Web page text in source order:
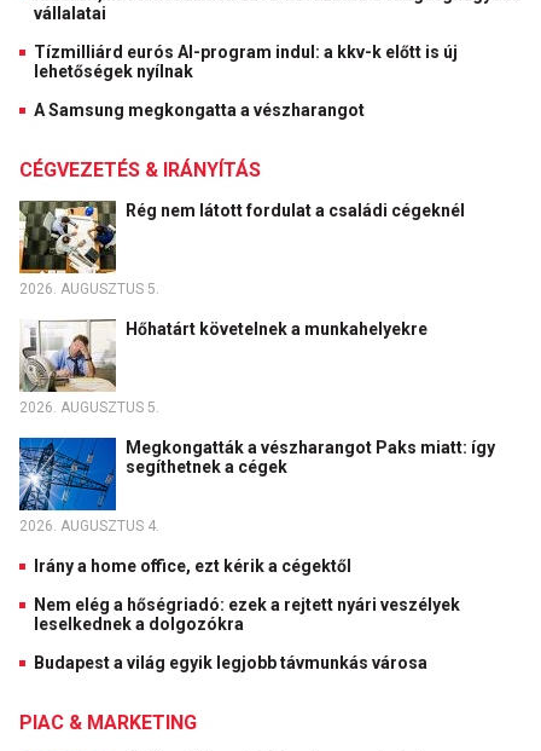
vállalatai
Tízmilliárd eurós AI-program indul: a kkv-k előtt is új
lehetőségek nyílnak
A Samsung megkongatta a vészharangot
CÉGVEZETÉS & IRÁNYÍTÁS
Rég nem látott fordulat a családi cégeknél
2026. AUGUSZTUS 5.
Hőhatárt követelnek a munkahelyekre
2026. AUGUSZTUS 5.
Megkongatták a vészharangot Paks miatt: így
segíthetnek a cégek
2026. AUGUSZTUS 4.
Irány a home office, ezt kérik a cégektől
Nem elég a hőségriadó: ezek a rejtett nyári veszélyek
leselkednek a dolgozókra
Budapest a világ egyik legjobb távmunkás városa
PIAC & MARKETING